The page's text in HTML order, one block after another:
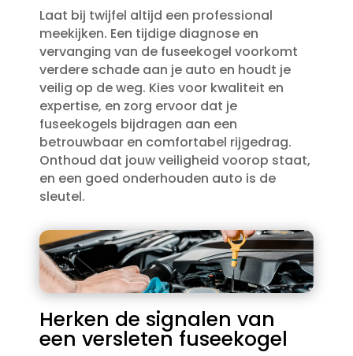
Laat bij twijfel altijd een professional
meekijken.​ Een tijdige diagnose en
vervanging van de fuseekogel voorkomt
verdere schade aan je auto en houdt je
veilig op de weg.​ Kies voor kwaliteit en
expertise, en zorg ervoor dat je
fuseekogels bijdragen aan een
betrouwbaar en comfortabel rijgedrag.​
Onthoud dat jouw veiligheid voorop staat,
en een goed onderhouden auto is de
sleutel.​
Herken de signalen van
een versleten fuseekogel